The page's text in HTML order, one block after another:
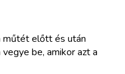
műtét előtt és után
be, amikor azt a